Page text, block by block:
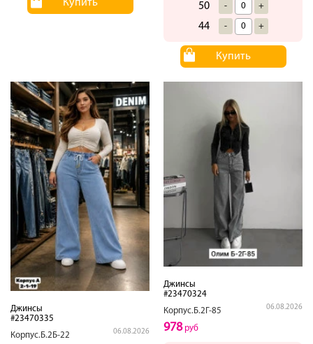
Купить 50 - +
44 - +
Купить
Джинсы
#23470335
Корпус.Б.2Б-22
06.08.2026
Джинсы
#23470324
Корпус.Б.2Г-85
06.08.2026
978руб